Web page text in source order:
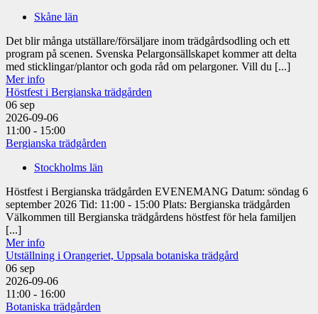
Skåne län
Det blir många utställare/försäljare inom trädgårdsodling och ett
program på scenen. Svenska Pelargonsällskapet kommer att delta
med sticklingar/plantor och goda råd om pelargoner. Vill du [...]
Mer info
Höstfest i Bergianska trädgården
06 sep
2026-09-06
11:00 - 15:00
Bergianska trädgården
Stockholms län
Höstfest i Bergianska trädgården EVENEMANG Datum: söndag 6
september 2026 Tid: 11:00 - 15:00 Plats: Bergianska trädgården
Välkommen till Bergianska trädgårdens höstfest för hela familjen
[...]
Mer info
Utställning i Orangeriet, Uppsala botaniska trädgård
06 sep
2026-09-06
11:00 - 16:00
Botaniska trädgården